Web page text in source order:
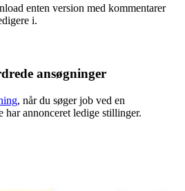
enten version med kommentarer
i.
ansøgninger
, når du søger job ved en
annonceret ledige stillinger.